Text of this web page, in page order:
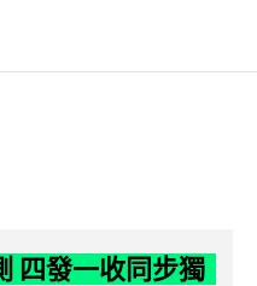
四發一收同步獨